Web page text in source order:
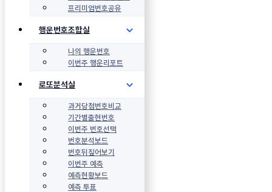
프리미엄번호공유
행운번호조합실
나의 행운번호
이번주 행운리포트
로또분석실
과거당첨번호비교
기간별출현번호
이번주 번호선택
번호분석보드
번호뒤짚어보기
이번주 예측
예측현황보드
예측 투표